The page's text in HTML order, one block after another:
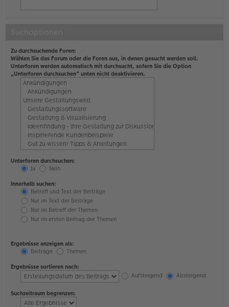
Zu durchsuchende Foren:
Wählen Sie das Forum oder die Foren aus, in denen gesucht werden soll.
Unterforen werden automatisch mit durchsucht, sofern Sie die Option
„Unterforen durchsuchen“ unten nicht deaktivieren.
Unterforen durchsuchen:
Ja
Nein
Innerhalb suchen:
Betreff und Text der Beiträge
Nur im Text der Beiträge
Nur im Betreff der Themen
Nur im ersten Beitrag der Themen
Ergebnisse anzeigen als:
Beiträge
Themen
Ergebnisse sortieren nach:
Aufsteigend
Absteigend
Suchzeitraum begrenzen: